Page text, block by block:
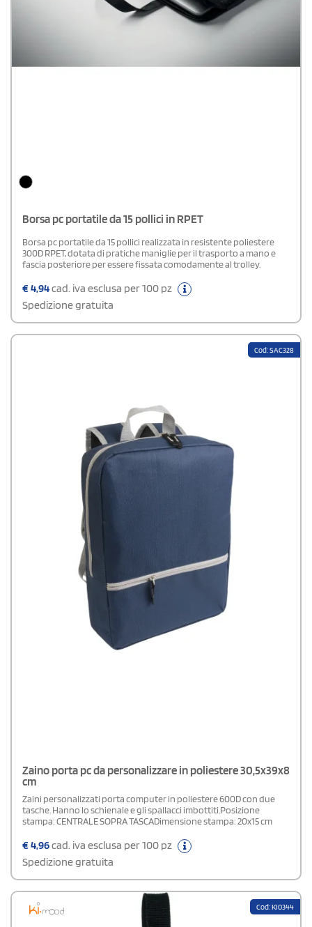
Borsa pc portatile da 15 pollici in RPET
Borsa pc portatile da 15 pollici realizzata in resistente poliestere
300D RPET, dotata di pratiche maniglie per il trasporto a mano e
fascia posteriore per essere fissata comodamente al trolley.
€4,94cad. iva esclusa per 100 pz
Spedizione gratuita
Cod: SAC328
Zaino porta pc da personalizzare in poliestere 30,5x39x8
cm
Zaini personalizzati porta computer in poliestere 600D con due
tasche. Hanno lo schienale e gli spallacci imbottiti.Posizione
stampa: CENTRALE SOPRA TASCADimensione stampa: 20x15 cm
€4,96cad. iva esclusa per 100 pz
Spedizione gratuita
Cod: KI0344